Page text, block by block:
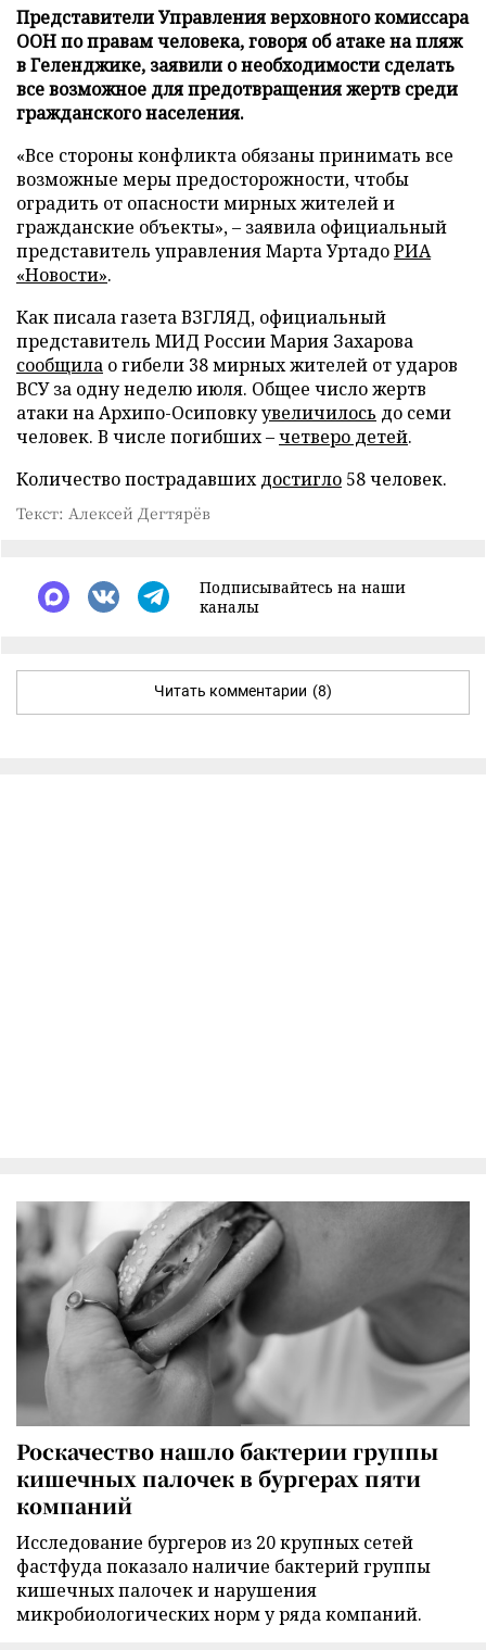
Представители Управления верховного комиссара
ООН по правам человека, говоря об атаке на пляж
в Геленджике, заявили о необходимости сделать
все возможное для предотвращения жертв среди
гражданского населения.
«Все стороны конфликта обязаны принимать все
возможные меры предосторожности, чтобы
оградить от опасности мирных жителей и
гражданские объекты», – заявила официальный
представитель управления Марта УртадоРИА
«Новости».
Как писала газета ВЗГЛЯД, официальный
представитель МИД России Мария Захарова
сообщила о гибели 38 мирных жителей от ударов
ВСУ за одну неделю июля. Общее число жертв
атаки на Архипо-Осиповкуувеличилось до семи
человек. В числе погибших –четверо детей.
Количество пострадавшихдостигло 58 человек.
Текст: Алексей Дегтярёв
Подписывайтесь на наши
каналы
Читать комментарии (8)
Роскачество нашло бактерии группы
кишечных палочек в бургерах пяти
компаний
Исследование бургеров из 20 крупных сетей
фастфуда показало наличие бактерий группы
кишечных палочек и нарушения
микробиологических норм у ряда компаний.